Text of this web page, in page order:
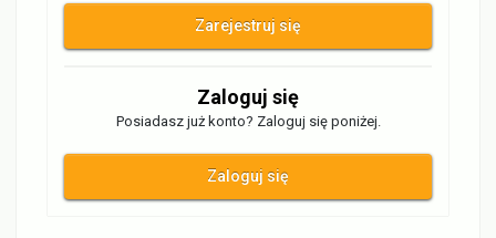
Zarejestruj się
Zaloguj się
Posiadasz już konto? Zaloguj się poniżej.
Zaloguj się